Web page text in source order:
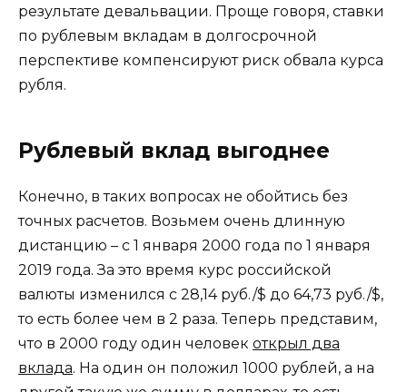
результате девальвации. Проще говоря, ставки
по рублевым вкладам в долгосрочной
перспективе компенсируют риск обвала курса
рубля.
Рублевый вклад выгоднее
Конечно, в таких вопросах не обойтись без
точных расчетов. Возьмем очень длинную
дистанцию – с 1 января 2000 года по 1 января
2019 года. За это время курс российской
валюты изменился с 28,14 руб./$ до 64,73 руб./$,
то есть более чем в 2 раза. Теперь представим,
что в 2000 году один человек открыл два
вклада. На один он положил 1000 рублей, а на